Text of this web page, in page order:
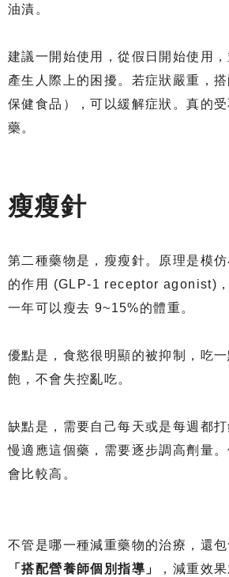
油漬。
建議一開始使用，從假日開始使用
產生人際上的困擾。若症狀嚴重，
保健食品），可以緩解症狀。真的
藥。
瘦瘦針
第二種藥物是，瘦瘦針。原理是模
的作用 (GLP-1 receptor agonist)
一年可以瘦去 9~15%的體重。
優點是，食慾很明顯的被抑制，吃
飽，不會失控亂吃。
缺點是，需要自己每天或是每週都
慢適應這個藥，需要逐步調高劑量
會比較高。
不管是哪一種減重藥物的治療，還包
「搭配營養師個別指導」
，減重效